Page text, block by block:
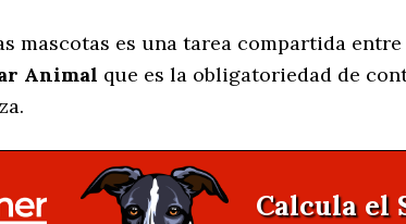
mascotas es una tarea compartida
Animal que es la obligatoriedad de
Calcula el